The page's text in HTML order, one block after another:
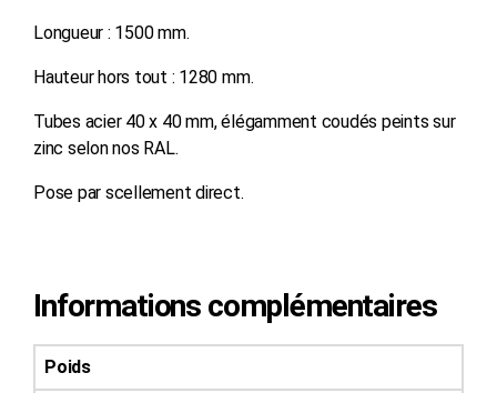
Longueur : 1500 mm.
Hauteur hors tout : 1280 mm.
Tubes acier 40 x 40 mm, élégamment coudés peints sur
zinc selon nos RAL.
Pose par scellement direct.
Informations complémentaires
Poids